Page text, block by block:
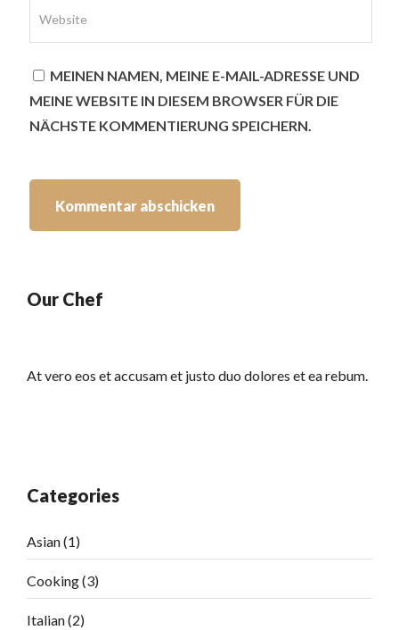
MEINEN NAMEN, MEINE E-MAIL-ADRESSE UND
MEINE WEBSITE IN DIESEM BROWSER FÜR DIE
NÄCHSTE KOMMENTIERUNG SPEICHERN.
Our Chef
At vero eos et accusam et justo duo dolores et ea rebum.
Categories
Asian(1)
Cooking(3)
Italian(2)